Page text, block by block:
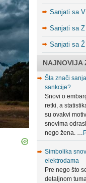
Sanjati sa V
Sanjati sa Z
Sanjati sa Ž
NAJNOVIJA
Šta znači
sankcije?
Snovi o
retki, a
su ovakvi
snovima
nego žena. …
Simbolika
elektrodama
Pre nego što
detaljnom